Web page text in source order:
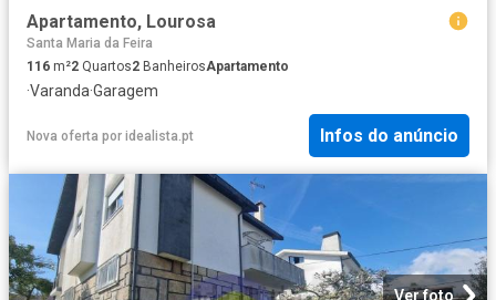
Apartamento, Lourosa
Santa Maria da Feira
116 m²2 Quartos2 BanheirosApartamento
·Varanda·Garagem
Nova oferta por idealista.pt Infos do anúncio
Ver foto